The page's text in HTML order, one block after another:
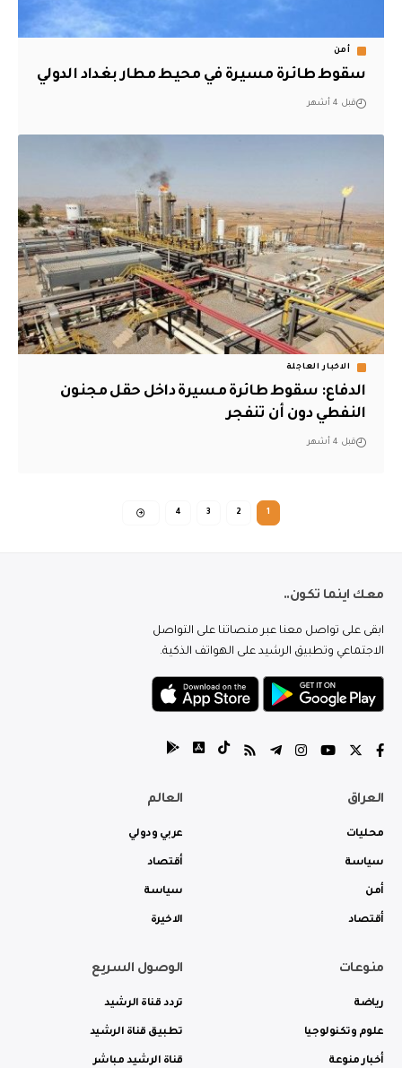
أمن
سقوط طائرة مسيرة في محيط مطار بغداد الدولي
قبل 4 أشهر
الاخبار العاجلة
الدفاع: سقوط طائرة مسيرة داخل حقل مجنون
النفطي دون أن تنفجر
قبل 4 أشهر
1
2
3
4
معك اينما تكون..
ابقى على تواصل معنا عبر منصاتنا على التواصل
الاجتماعي وتطبيق الرشيد على الهواتف الذكية.
العراق
محليات
سياسة
أمن
أقتصاد
العالم
عربي ودولي
أقتصاد
سياسة
الاخيرة
منوعات
رياضة
علوم وتكنولوجيا
أخبار منوعة
الوصول السريع
تردد قناة الرشيد
تطبيق قناة الرشيد
قناة الرشيد مباشر